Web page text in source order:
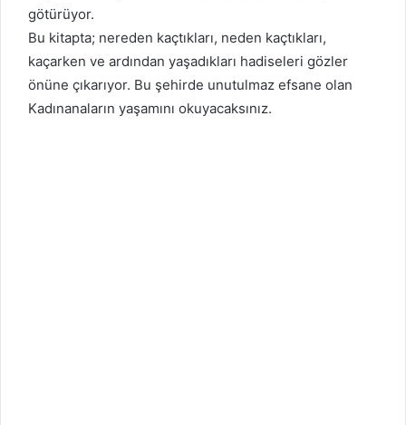
götürüyor.
Bu kitapta; nereden kaçtıkları, neden kaçtıkları,
kaçarken ve ardından yaşadıkları hadiseleri gözler
önüne çıkarıyor. Bu şehirde unutulmaz efsane olan
Kadınanaların yaşamını okuyacaksınız.